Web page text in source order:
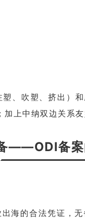
、吹塑、挤出）
上中纳双边关系
——ODI备案
海的合法凭证，